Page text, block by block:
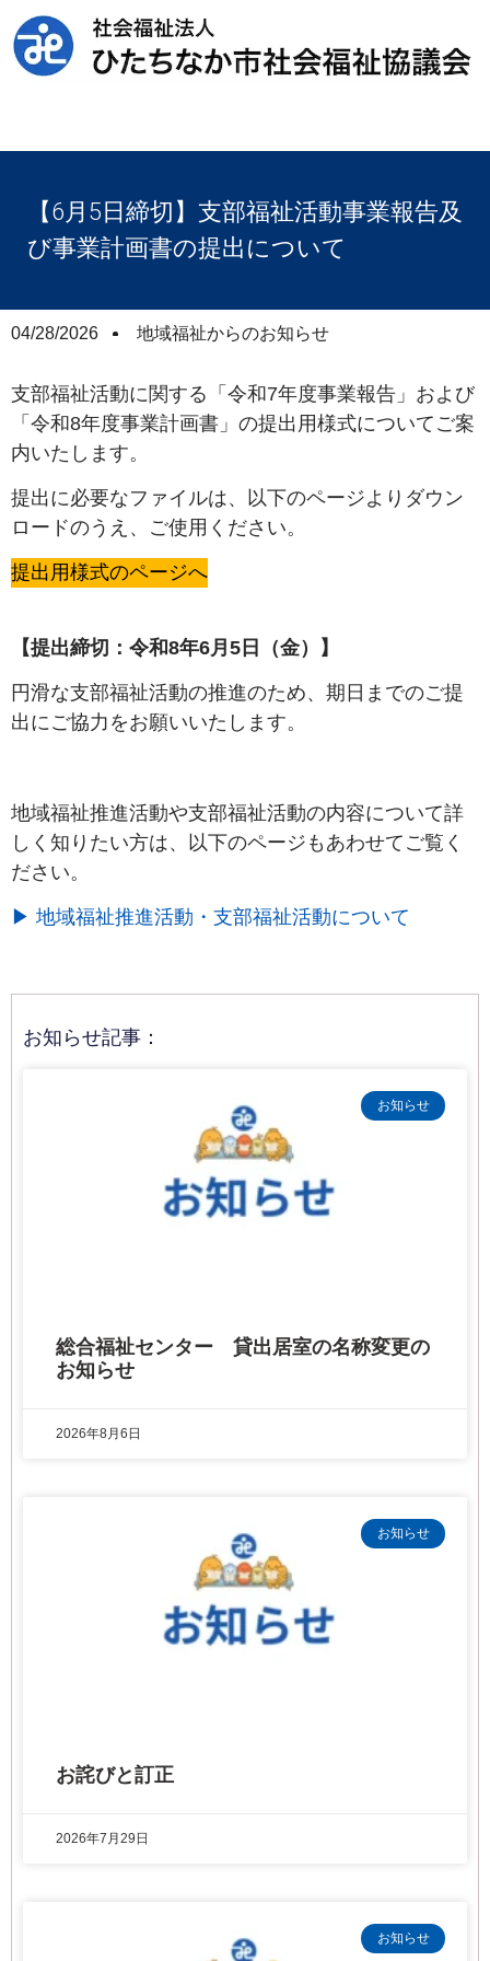
【6月5日締切】支部福祉活動事業報告及
び事業計画書の提出について
04/28/2026 地域福祉からのお知らせ
支部福祉活動に関する「令和7年度事業報告」および
「令和8年度事業計画書」の提出用様式についてご案
内いたします。
提出に必要なファイルは、以下のページよりダウン
ロードのうえ、ご使用ください。
提出用様式のページへ
【提出締切：令和8年6月5日（金）】
円滑な支部福祉活動の推進のため、期日までのご提
出にご協力をお願いいたします。
地域福祉推進活動や支部福祉活動の内容について詳
しく知りたい方は、以下のページもあわせてご覧く
ださい。
▶ 地域福祉推進活動・支部福祉活動について
お知らせ記事：
お知らせ
総合福祉センター 貸出居室の名称変更の
お知らせ
2026年8月6日
お知らせ
お詫びと訂正
2026年7月29日
お知らせ